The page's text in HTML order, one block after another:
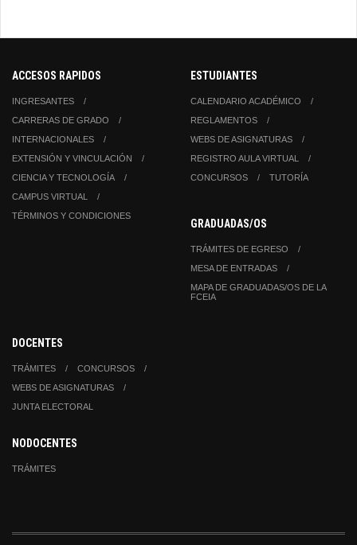
ACCESOS RAPIDOS
INGRESANTES
CARRERAS DE GRADO
INTERNACIONALES
EXTENSIÓN Y VINCULACIÓN
CIENCIA Y TECNOLOGÍA
CAMPUS VIRTUAL
TÉRMINOS Y CONDICIONES
ESTUDIANTES
CALENDARIO ACADÉMICO
REGLAMENTOS
WEBS DE ASIGNATURAS
REGISTRO AULA VIRTUAL
CONCURSOS
TUTORÍA
GRADUADAS/OS
TRÁMITES DE EGRESO
MESA DE ENTRADAS
MAPA DE GRADUADAS/OS DE LA
FCEIA
DOCENTES
TRÁMITES
CONCURSOS
WEBS DE ASIGNATURAS
JUNTA ELECTORAL
NODOCENTES
TRÁMITES